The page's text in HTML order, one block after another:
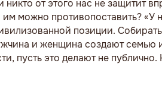
от этого нас не защитит
можно противопоставить? «У
позиции.
и женщина создают
пусть это делают не